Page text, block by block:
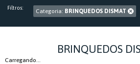
Filtros: Categoria: BRINQUEDOS DISMAT
BRINQUEDOS
Carregando...